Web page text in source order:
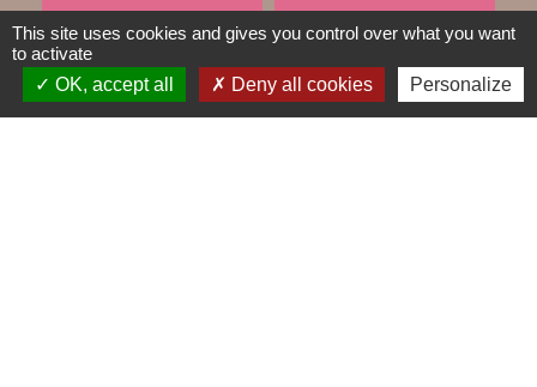
DÉCHETS
This site uses cookies and gives you control over what you want
to activate
OK, accept all
Deny all cookies Personalize